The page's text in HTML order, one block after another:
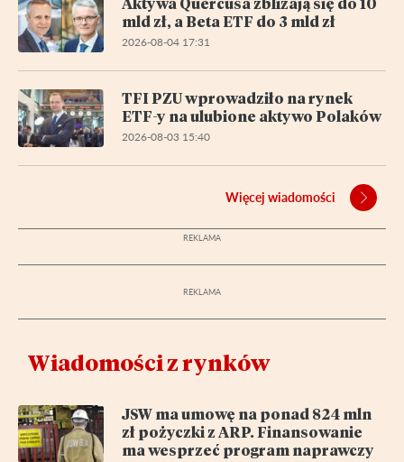
mld zł, a Beta ETF do 3 mld zł
2026-08-04 17:31
TFI PZU wprowadziło na rynek
ETF-y na ulubione aktywo Polaków
2026-08-03 15:40
Więcej wiadomości
Wiadomości z rynków
JSW ma umowę na ponad 824 mln
zł pożyczki z ARP. Finansowanie
ma wesprzeć program naprawczy